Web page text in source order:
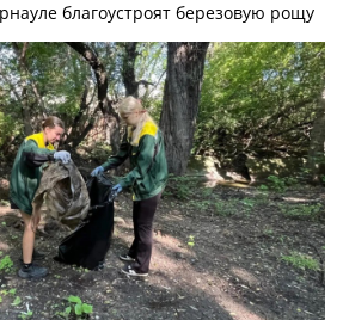
благоустроят березовую рощу